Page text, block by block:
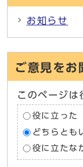
お知らせ
ご意見をお
このページは
役に立った
どちらとも
役に立たな